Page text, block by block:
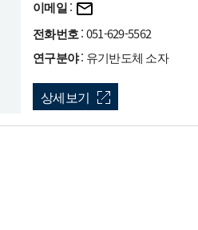
이메일:
전화번호: 051-629-5562
연구분야: 유기반도체 소자
상세보기